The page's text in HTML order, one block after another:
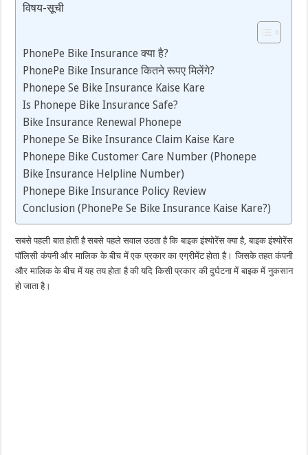
विषय-सूची
PhonePe Bike Insurance क्या है?
PhonePe Bike Insurance कितने रूपए मिलेंगे?
Phonepe Se Bike Insurance Kaise Kare
Is Phonepe Bike Insurance Safe?
Bike Insurance Renewal Phonepe
Phonepe Se Bike Insurance Claim Kaise Kare
Phonepe Bike Customer Care Number (Phonepe
Bike Insurance Helpline Number)
Phonepe Bike Insurance Policy Review
Conclusion (PhonePe Se Bike Insurance Kaise Kare?)
सबसे पहली बात होती है सबसे पहले सवाल उठता है कि बाइक इंश्योरेंस क्या है, बाइक इंश्योरेंस
पॉलिसी कंपनी और मालिक के बीच में एक प्रकार का एग्रीमेंट होता है। जिसके तहत कंपनी
और मालिक के बीच में यह तय होता है की यदि किसी प्रकार की दुर्घटना में बाइक में नुकसान
हो जाता है।